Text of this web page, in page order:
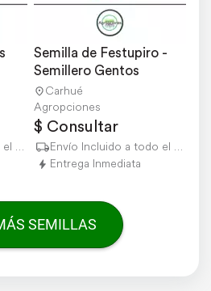
Envío Incluido a todo el país
Semilla de Festupiro -
Semillero Gentos
Carhué
Agropciones
$ Consultar
Envío Incluido a todo el país
Entrega Inmediata
SEMILLAS